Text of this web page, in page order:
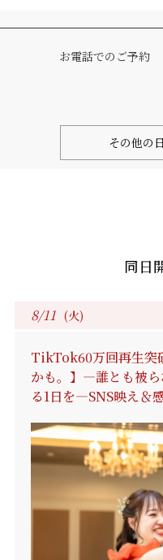
お電話でのご予約
その他の
同日
8/11 (火)
TikTok60万回再生突
かも。】―誰とも被
る1日を―SNS映え＆